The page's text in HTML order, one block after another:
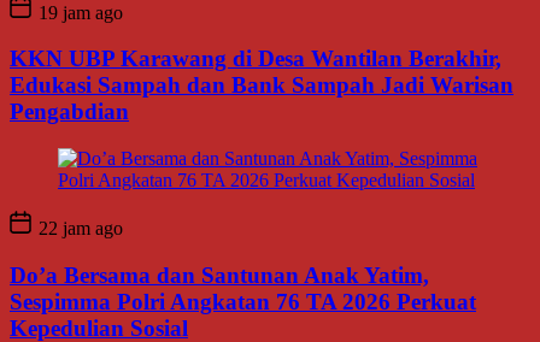
19 jam ago
KKN UBP Karawang di Desa Wantilan Berakhir,
Edukasi Sampah dan Bank Sampah Jadi Warisan
Pengabdian
22 jam ago
Do’a Bersama dan Santunan Anak Yatim,
Sespimma Polri Angkatan 76 TA 2026 Perkuat
Kepedulian Sosial